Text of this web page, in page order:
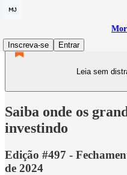
Inscreva-se
Entrar
Leia sem
Saiba onde os
investindo
Edição #497 -
de 2024